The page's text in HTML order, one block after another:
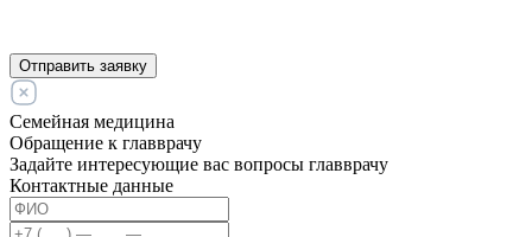
Отправить заявку
Семейная медицина
Обращение к главврачу
Задайте интересующие вас вопросы главврачу
Контактные данные